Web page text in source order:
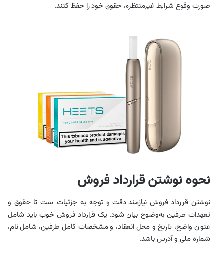
صورت وقوع شرایط غیرمنتظره، حقوق خود را حفظ کنند.
نحوه نوشتن قرارداد فروش
نوشتن قرارداد فروش نیازمند دقت و توجه به جزئیات است تا حقوق و
تعهدات طرفین به‌وضوح بیان شود. یک قرارداد فروش خوب باید شامل
عنوان واضح، تاریخ و محل انعقاد، و مشخصات کامل طرفین، شامل نام،
شماره ملی و آدرس باشد.